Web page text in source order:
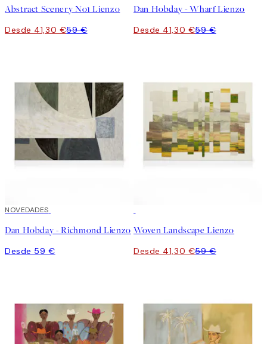
Abstract Scenery No1 Lienzo
Desde 41,30 €59 €
Dan Hobday - Wharf Lienzo
Desde 41,30 €59 €
NOVEDADES
Dan Hobday - Richmond Lienzo
Desde 59 €
Woven Landscape Lienzo
Desde 41,30 €59 €